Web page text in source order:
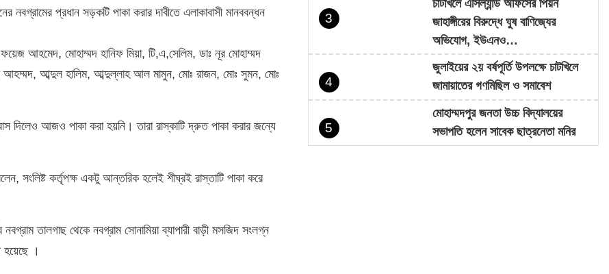
নবগ্রামের প্রধান সড়কটি পাকা করার দাবীতে এলাকাবাসী মানববন্ধন
আহমেদ, মোহাম্মদ হানিফ মিয়া, টি,এ,সেলিম, ডাঃ নূর মোহাম্মদ
আব্দুল হালিম, আব্দুল্লাহ আল মামুন, মোঃ রাজন, মোঃ সুমন, মোঃ
দিলেও আজও পাকা করা হয়নি। তারা রাস্কাটি দ্রুত পাকা করার জন্যে
সংলিষ্ট কর্তৃপক্ষ একটু আন্তরিক হলেই শীঘ্রই রাস্তাটি পাকা করে
তালগাছ থেকে নবগ্রাম সোনামিয়া ব্যাপারী বাড়ী মসজিদ সংলগ্ন
হয়েছে ।
3
চাটখিলে এসিল্যান্ড অফিসের পিয়ন
জাহাঙ্গীরের বিরুদ্ধে ঘুষ বাণিজ্যের
অভিযোগ, ইউএনও…
4
জুলাইয়ের ২য় বর্ষপূর্তি উপলক্ষে চাটখিলে
জামায়াতের গণমিছিল ও সমাবেশ
5
মোহাম্মদপুর জনতা উচ্চ বিদ্যালয়ের
সভাপতি হলেন সাবেক ছাত্রনেতা মনির
হোসেন…